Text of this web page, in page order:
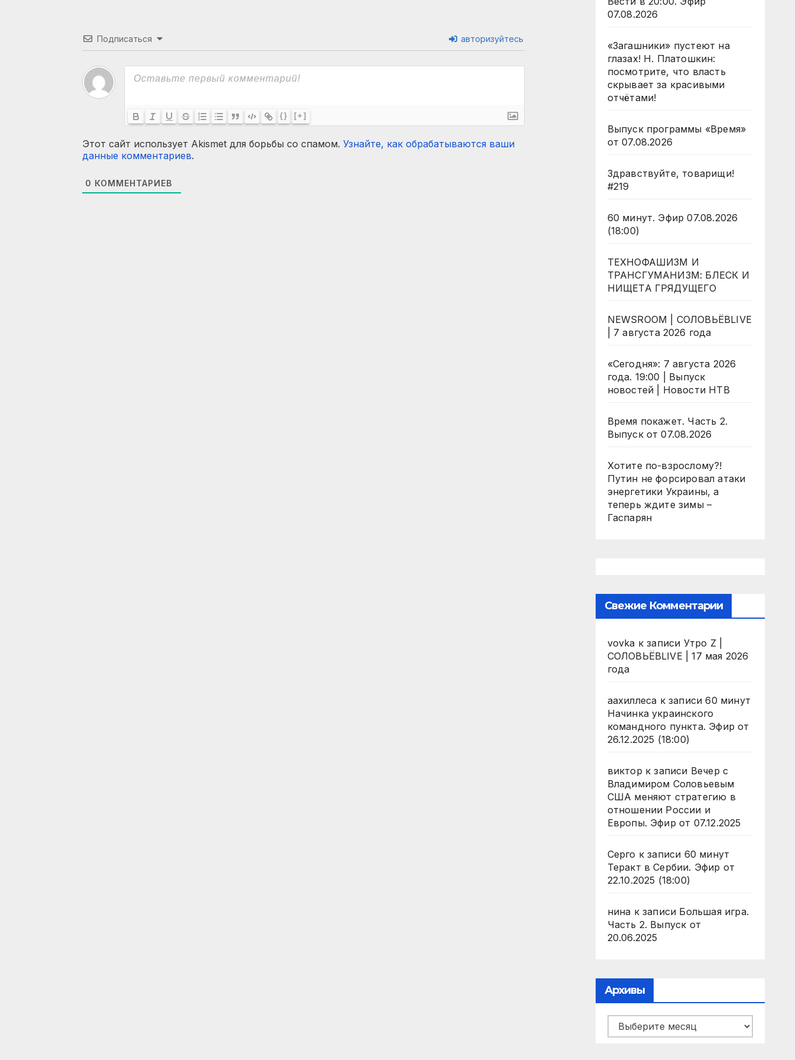
Подписаться авторизуйтесь
{} [+]
Этот сайт использует Akismet для борьбы со спамом. Узнайте, как обрабатываются ваши
данные комментариев.
0 КОММЕНТАРИЕВ
07.08.2026
«Загашники» пустеют на
глазах! Н. Платошкин:
посмотрите, что власть
скрывает за красивыми
отчётами!
Выпуск программы «Время»
от 07.08.2026
Здравствуйте, товарищи!
#219
60 минут. Эфир 07.08.2026
(18:00)
ТЕХНОФАШИЗМ И
ТРАНСГУМАНИЗМ: БЛЕСК И
НИЩЕТА ГРЯДУЩЕГО
NEWSROOM | СОЛОВЬЁВLIVE
| 7 августа 2026 года
«Сегодня»: 7 августа 2026
года. 19:00 | Выпуск
новостей | Новости НТВ
Время покажет. Часть 2.
Выпуск от 07.08.2026
Хотите по-взрослому?!
Путин не форсировал атаки
энергетики Украины, а
теперь ждите зимы –
Гаспарян
Свежие Комментарии
vovka к записи Утро Z |
СОЛОВЬЁВLIVE | 17 мая 2026
года
аахиллеса к записи60 минут
Начинка украинского
командного пункта. Эфир от
26.12.2025 (18:00)
виктор к записи Вечер с
Владимиром Соловьевым
США меняют стратегию в
отношении России и
Европы. Эфир от 07.12.2025
Серго к записи 60 минут
Теракт в Сербии. Эфир от
22.10.2025 (18:00)
нина к записи Большая игра.
Часть 2. Выпуск от
20.06.2025
Архивы
Архивы